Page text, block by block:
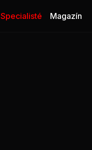
Specialisté Magazín